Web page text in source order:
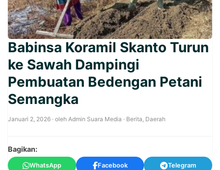
Babinsa Koramil Skanto Turun
ke Sawah Dampingi
Pembuatan Bedengan Petani
Semangka
Januari 2, 2026 · oleh Admin Suara Media · Berita, Daerah
Bagikan:
WhatsApp Facebook Telegram